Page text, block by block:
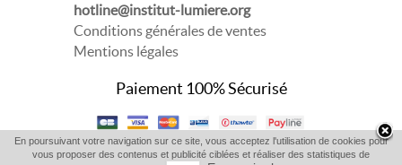
hotline@institut-lumiere.org
Conditions générales de ventes
Mentions légales
Paiement 100% Sécurisé
En poursuivant votre navigation sur ce site, vous acceptez l'utilisation de cookies pour
vous proposer des contenus et publicité ciblées et réaliser des statistiques de